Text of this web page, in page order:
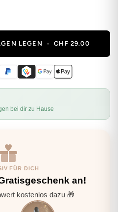
LEGEN • CHF 29.00
bei dir zu Hause
FÜR DICH
an!
kostenlos dazu 🎁